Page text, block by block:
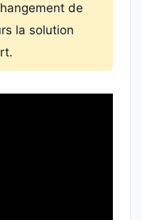
de
la solution